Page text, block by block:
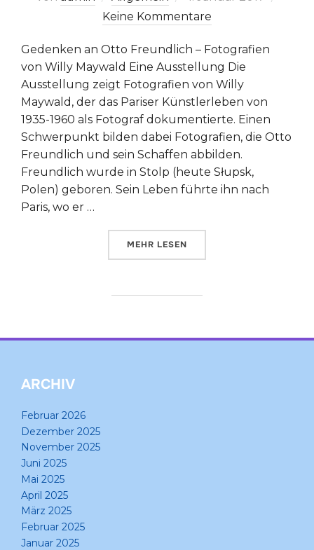
am
Keine Kommentare
Gedenken an Otto Freundlich – Fotografien
von Willy Maywald Eine Ausstellung Die
Ausstellung zeigt Fotografien von Willy
Maywald, der das Pariser Künstlerleben von
1935-1960 als Fotograf dokumentierte. Einen
Schwerpunkt bilden dabei Fotografien, die Otto
Freundlich und sein Schaffen abbilden.
Freundlich wurde in Stolp (heute Słupsk,
Polen) geboren. Sein Leben führte ihn nach
Paris, wo er …
MEHR ÜBER „KÜNSTLER, FREUNDE,
LESEN
ARCHIV
Februar 2026
Dezember 2025
November 2025
Juni 2025
Mai 2025
April 2025
März 2025
Februar 2025
Januar 2025